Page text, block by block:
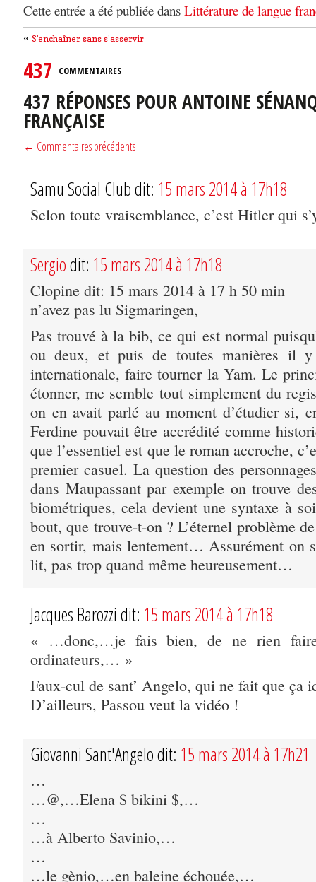
Cette entrée a été publiée dans Littérature de langue
« S’enchaîner sans s’asservir
437 COMMENTAIRES
437 RÉPONSES POUR ANTOINE
FRANÇAISE
← Commentaires précédents
Samu Social Club dit: 15 mars 2014 à 17h18
Selon toute vraisemblance, c’est Hitler qui
Sergiodit: 15 mars 2014 à 17h18
Clopine dit: 15 mars 2014 à 17 h 50 min
n’avez pas lu Sigmaringen,
Pas trouvé à la bib, ce qui est normal
ou deux, et puis de toutes manières il y
internationale, faire tourner la Yam. Le
étonner, me semble tout simplement du
on en avait parlé au moment d’étudier si,
Ferdine pouvait être accrédité comme
que l’essentiel est que le roman accroche,
premier casuel. La question des
dans Maupassant par exemple on trouve
biométriques, cela devient une syntaxe à
bout, que trouve-t-on ? L’éternel problème
en sortir, mais lentement… Assurément on
lit, pas trop quand même heureusement…
Jacques Barozzi dit: 15 mars 2014 à 17h18
« …donc,…je fais bien, de ne rien
ordinateurs,… »
Faux-cul de sant’ Angelo, qui ne fait que ça
D’ailleurs, Passou veut la vidéo !
Giovanni Sant'Angelo dit: 15 mars 2014 à 17h21
…
…@,…Elena $ bikini $,…
…
…à Alberto Savinio,…
…
…le gènio,…en baleine échouée,…